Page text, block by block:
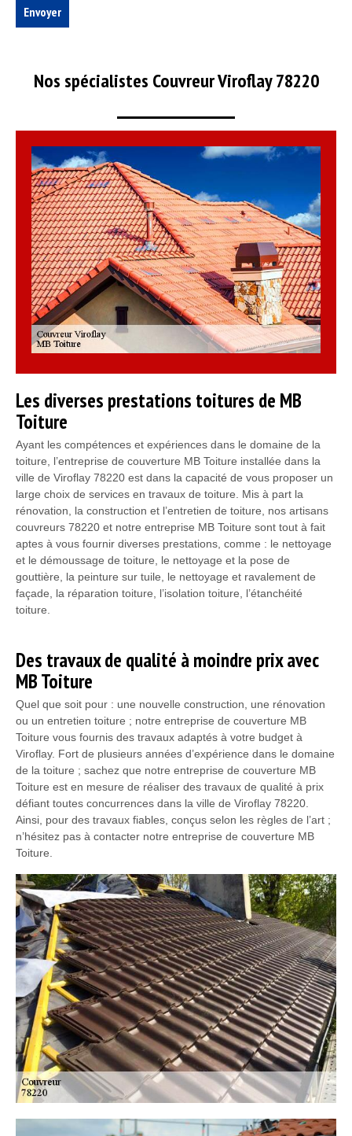
Nos spécialistes Couvreur Viroflay 78220
Les diverses prestations toitures de MB
Toiture
Ayant les compétences et expériences dans le domaine de la
toiture, l’entreprise de couverture MB Toiture installée dans la
ville de Viroflay 78220 est dans la capacité de vous proposer un
large choix de services en travaux de toiture. Mis à part la
rénovation, la construction et l’entretien de toiture, nos artisans
couvreurs 78220 et notre entreprise MB Toiture sont tout à fait
aptes à vous fournir diverses prestations, comme : le nettoyage
et le démoussage de toiture, le nettoyage et la pose de
gouttière, la peinture sur tuile, le nettoyage et ravalement de
façade, la réparation toiture, l’isolation toiture, l’étanchéité
toiture.
Des travaux de qualité à moindre prix avec
MB Toiture
Quel que soit pour : une nouvelle construction, une rénovation
ou un entretien toiture ; notre entreprise de couverture MB
Toiture vous fournis des travaux adaptés à votre budget à
Viroflay. Fort de plusieurs années d’expérience dans le domaine
de la toiture ; sachez que notre entreprise de couverture MB
Toiture est en mesure de réaliser des travaux de qualité à prix
défiant toutes concurrences dans la ville de Viroflay 78220.
Ainsi, pour des travaux fiables, conçus selon les règles de l’art ;
n’hésitez pas à contacter notre entreprise de couverture MB
Toiture.